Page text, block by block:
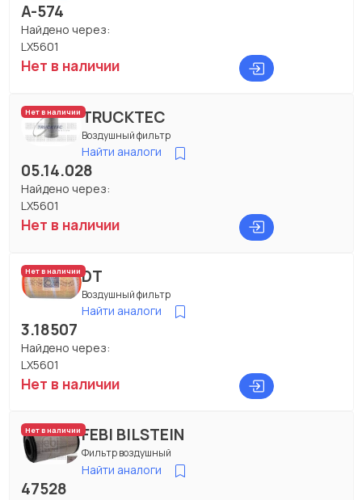
A-574
Найдено через:
LX5601
Нет в наличии
Нет в наличииTRUCKTEC
Воздушный фильтр
Найти аналоги
05.14.028
Найдено через:
LX5601
Нет в наличии
Нет в наличииDT
Воздушный фильтр
Найти аналоги
3.18507
Найдено через:
LX5601
Нет в наличии
Нет в наличииFEBI BILSTEIN
Фильтр воздушный
Найти аналоги
47528